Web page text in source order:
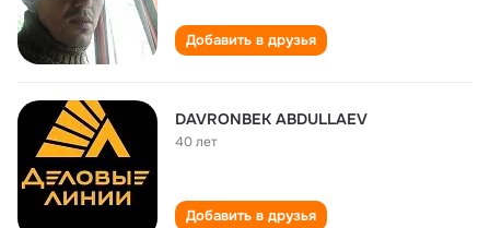
Добавить в друзья
DAVRONBEK ABDULLAEV
40 лет
Добавить в друзья